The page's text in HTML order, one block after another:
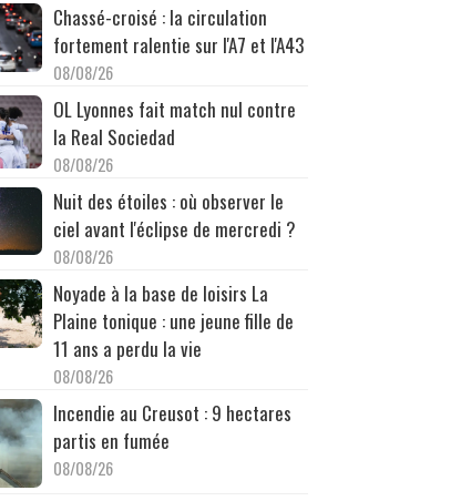
Chassé-croisé : la circulation
fortement ralentie sur l'A7 et l'A43
08/08/26
OL Lyonnes fait match nul contre
la Real Sociedad
08/08/26
Nuit des étoiles : où observer le
ciel avant l'éclipse de mercredi ?
08/08/26
Noyade à la base de loisirs La
Plaine tonique : une jeune fille de
11 ans a perdu la vie
08/08/26
Incendie au Creusot : 9 hectares
partis en fumée
08/08/26